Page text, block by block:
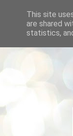
This site
are shared
statistics,